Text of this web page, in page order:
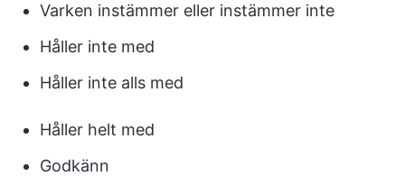
Varken instämmer eller instämmer inte
Håller inte med
Håller inte alls med
Håller helt med
Godkänn